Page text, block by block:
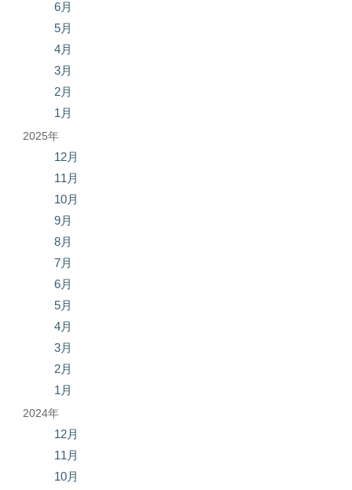
6月
5月
4月
3月
2月
1月
2025年
12月
11月
10月
9月
8月
7月
6月
5月
4月
3月
2月
1月
2024年
12月
11月
10月